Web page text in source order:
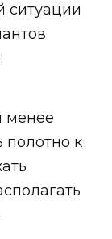
ситуации
менее
полотно к